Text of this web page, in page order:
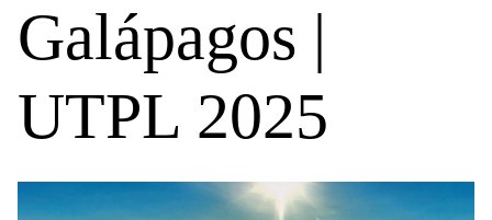
Galápagos |
UTPL 2025